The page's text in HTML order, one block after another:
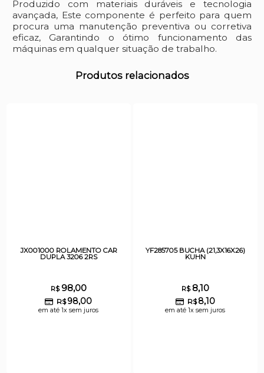
Produzido com materiais duráveis e tecnologia
avançada, Este componente é perfeito para quem
procura uma manutenção preventiva ou corretiva
eficaz, Garantindo o ótimo funcionamento das
máquinas em qualquer situação de trabalho.
Produtos relacionados
JX001000 ROLAMENTO CAR
DUPLA 3206 2RS
R$98,00
R$98,00
em até 1x sem juros
YF285705 BUCHA (21,3X16X26)
KUHN
R$8,10
R$ 8,10
em até 1x sem juros